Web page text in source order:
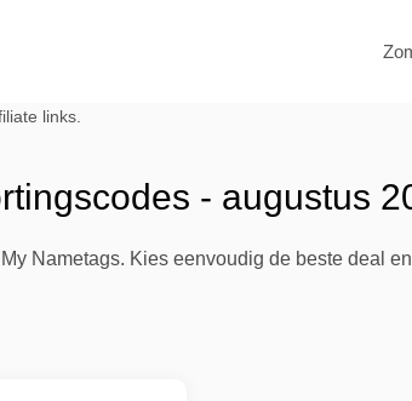
links.
- augustus
Nametags. Kies eenvoudig de beste deal